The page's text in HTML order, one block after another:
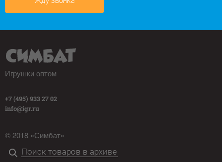
Игрушки оптом
+7 (495) 933 27 02
info@igr.ru
© 2018 «Симбат»